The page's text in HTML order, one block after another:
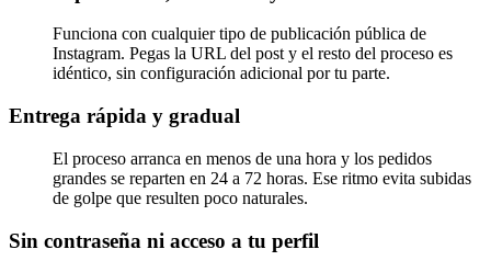
Funciona con cualquier tipo de publicación pública de
Instagram. Pegas la URL del post y el resto del proceso es
idéntico, sin configuración adicional por tu parte.
Entrega rápida y gradual
El proceso arranca en menos de una hora y los pedidos
grandes se reparten en 24 a 72 horas. Ese ritmo evita subidas
de golpe que resulten poco naturales.
Sin contraseña ni acceso a tu perfil